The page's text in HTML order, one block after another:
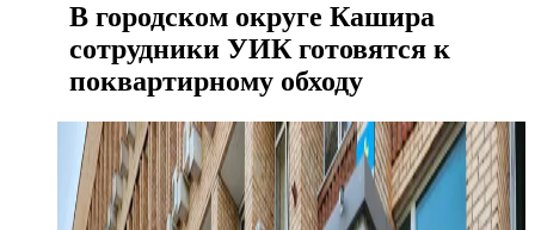
В городском округе Кашира
сотрудники УИК готовятся к
поквартирному обходу